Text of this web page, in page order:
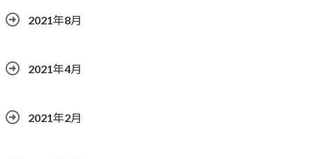
2021年8月
2021年4月
2021年2月